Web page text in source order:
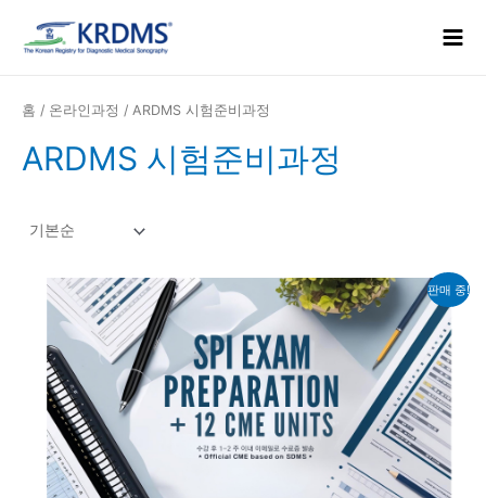
홈 / 온라인과정 / ARDMS 시험준비과정
ARDMS 시험준비과정
판매 중!
원
래
가
격:
200,000₩.
현
재
가
격:
150,000₩.